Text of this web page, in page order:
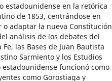
estadounidense en la retórica
de 1853, centrándose en
adaptar la nueva Constitución
análisis de los debates del
las Bases de Juan Bautista
Sarmiento y los Estudios
funcionó como
como Gorostiaga y